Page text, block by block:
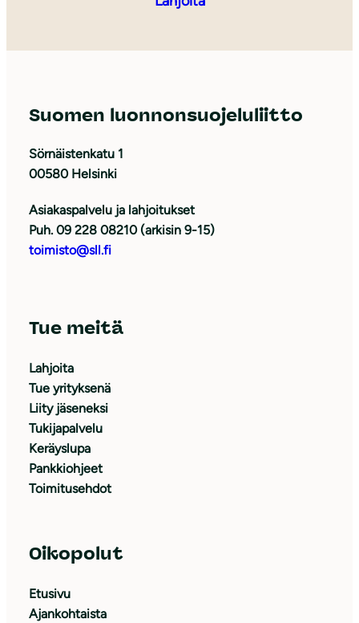
Suomen luonnonsuojeluliitto
Sörnäistenkatu 1
00580 Helsinki
Asiakaspalvelu ja lahjoitukset
Puh. 09 228 08210 (arkisin 9-15)
toimisto@sll.fi
Tue meitä
Lahjoita
Tue yrityksenä
Liity jäseneksi
Tukijapalvelu
Keräyslupa
Pankkiohjeet
Toimitusehdot
Oikopolut
Etusivu
Ajankohtaista